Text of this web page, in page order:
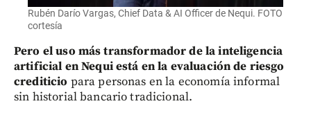
Rubén Darío Vargas, Chief Data & AI Officer de Nequi. FOTO
cortesía
Pero el uso más transformador de la inteligencia
artificial en Nequi está en la evaluación de riesgo
crediticio para personas en la economía informal
sin historial bancario tradicional.